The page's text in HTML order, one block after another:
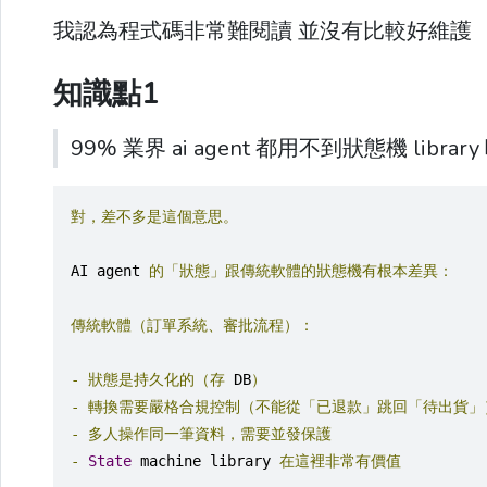
我認為程式碼非常難閱讀 並沒有比較好維護
知識點1
99% 業界 ai agent 都用不到狀態機 library
對，差不多是這個意思。
AI agent 的「狀態」跟傳統軟體的狀態機有根本差異：
傳統軟體（訂單系統、審批流程）：
- 狀態是持久化的（存 DB）
-
轉換需要嚴格合規控制（不能從「已退款」跳回「待出貨」
-
多人操作同一筆資料，需要並發保護
-
State machine library 在這裡非常有價值